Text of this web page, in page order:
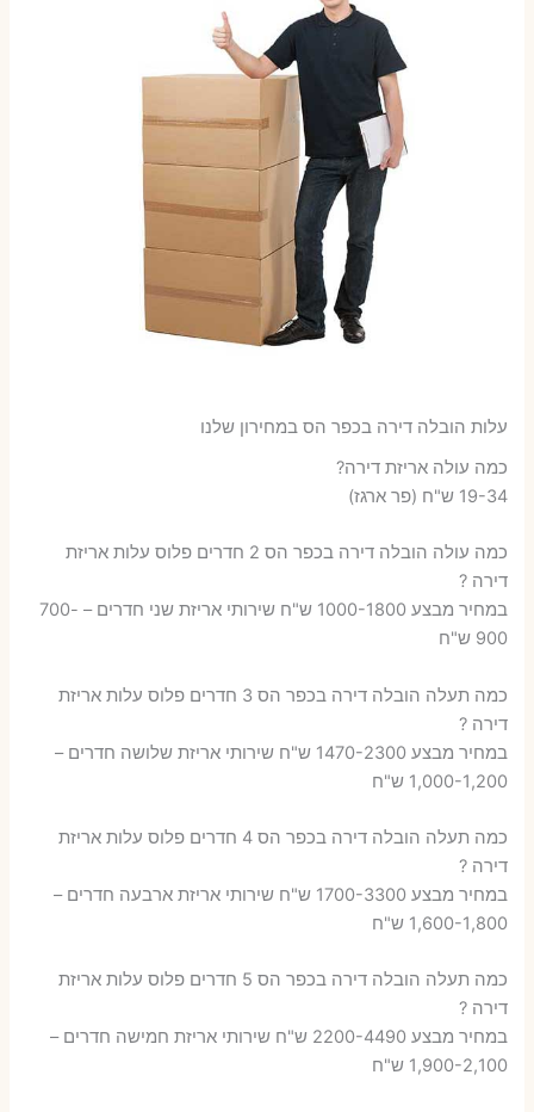
עלות הובלה דירה בכפר הס במחירון שלנו
כמה עולה אריזת דירה​?
19-34 ש"ח (פר ארגז)
כמה עולה הובלה דירה בכפר הס 2 חדרים פלוס עלות אריזת
דירה ?
במחיר מבצע 1000-1800 ש"ח שירותי אריזת שני חדרים – 700-
900 ש"ח
כמה תעלה הובלה דירה בכפר הס 3 חדרים פלוס עלות אריזת
דירה ?
במחיר מבצע 1470-2300 ש"ח שירותי אריזת שלושה חדרים –
1,000-1,200 ש"ח
כמה תעלה הובלה דירה בכפר הס 4 חדרים פלוס עלות אריזת
דירה ?
במחיר מבצע 1700-3300 ש"ח שירותי אריזת ארבעה חדרים –
1,600-1,800 ש"ח
כמה תעלה הובלה דירה בכפר הס 5 חדרים פלוס עלות אריזת
דירה ?
במחיר מבצע 2200-4490 ש"ח שירותי אריזת חמישה חדרים –
1,900-2,100 ש"ח